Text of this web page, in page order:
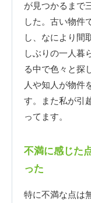
が見つかるまで
した。古い物件
し、なにより間
しぶりの一人暮
る中で色々と探
人や知人が物件
す。また私が引
ってます。
不満に感じた
った
特に不満な点は